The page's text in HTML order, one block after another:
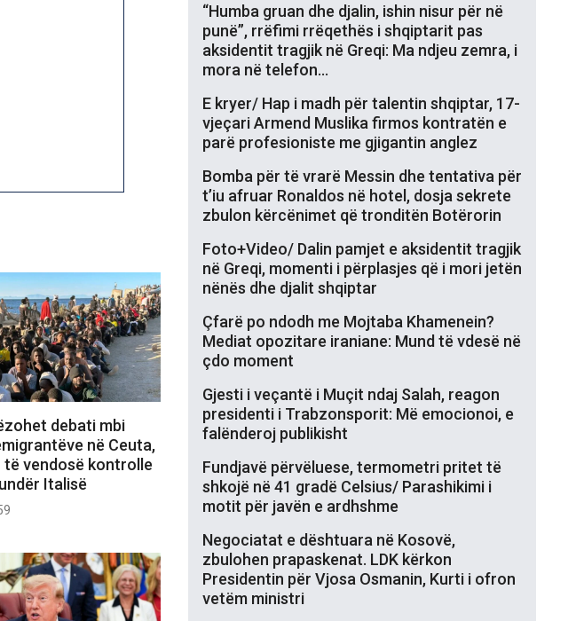
debati mbi
në Ceuta,
të vendosë kontrolle
Italisë
“Humba gruan dhe djalin, ishin nisur për në
punë”, rrëfimi rrëqethës i shqiptarit pas
aksidentit tragjik në Greqi: Ma ndjeu zemra, i
mora në telefon…
E kryer/ Hap i madh për talentin shqiptar, 17-
vjeçari Armend Muslika firmos kontratën e
parë profesioniste me gjigantin anglez
Bomba për të vrarë Messin dhe tentativa për
t’iu afruar Ronaldos në hotel, dosja sekrete
zbulon kërcënimet që tronditën Botërorin
Foto+Video/ Dalin pamjet e aksidentit tragjik
në Greqi, momenti i përplasjes që i mori jetën
nënës dhe djalit shqiptar
Çfarë po ndodh me Mojtaba Khamenein?
Mediat opozitare iraniane: Mund të vdesë në
çdo moment
Gjesti i veçantë i Muçit ndaj Salah, reagon
presidenti i Trabzonsporit: Më emocionoi, e
falënderoj publikisht
Fundjavë përvëluese, termometri pritet të
shkojë në 41 gradë Celsius/ Parashikimi i
motit për javën e ardhshme
Negociatat e dështuara në Kosovë,
zbulohen prapaskenat. LDK kërkon
Presidentin për Vjosa Osmanin, Kurti i ofron
vetëm ministri